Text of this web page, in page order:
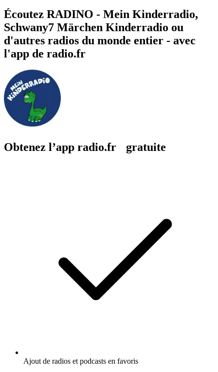
Écoutez RADINO - Mein Kinderradio,
Schwany7 Märchen Kinderradio ou
d'autres radios du monde entier - avec
l'app de radio.fr
Obtenez l’app radio.fr gratuite
Ajout de radios et podcasts en favoris